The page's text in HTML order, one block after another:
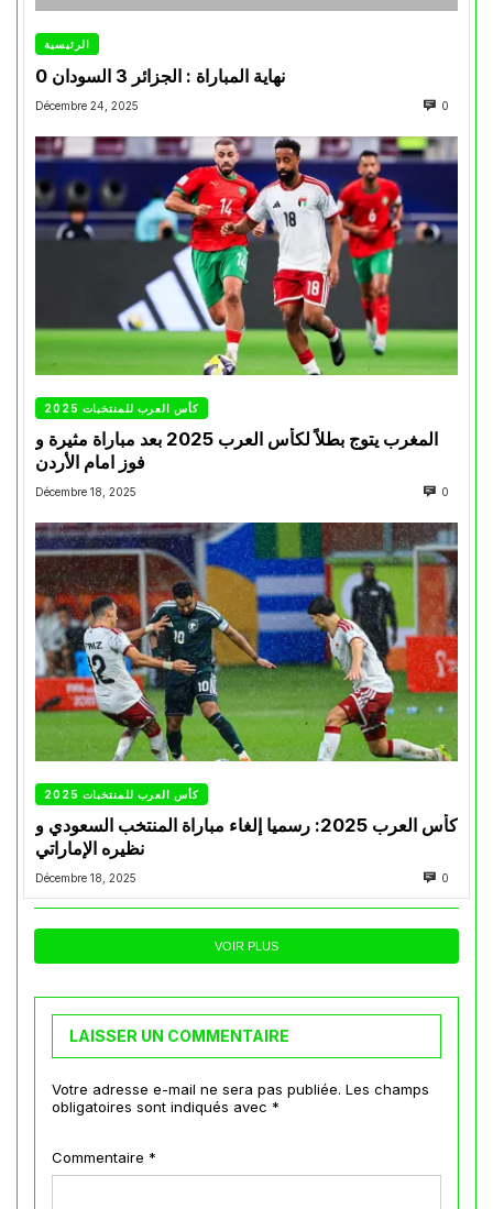
الرئيسية
نهاية المباراة : الجزائر 3 السودان 0
Décembre 24, 2025 0
كأس العرب للمنتخبات 2025
المغرب يتوج بطلاً لكأس العرب 2025 بعد مباراة مثيرة و
فوز امام الأردن
Décembre 18, 2025 0
كأس العرب للمنتخبات 2025
كأس العرب 2025: رسميا إلغاء مباراة المنتخب السعودي و
نظيره الإماراتي
Décembre 18, 2025 0
VOIR PLUS
LAISSER UN COMMENTAIRE
Votre adresse e-mail ne sera pas publiée. Les champs
obligatoires sont indiqués avec *
Commentaire *